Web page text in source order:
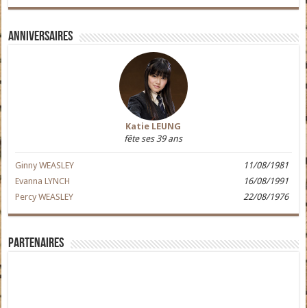
Anniversaires
Katie LEUNG
fête ses 39 ans
Ginny WEASLEY
11/08/1981
Evanna LYNCH
16/08/1991
Percy WEASLEY
22/08/1976
Partenaires